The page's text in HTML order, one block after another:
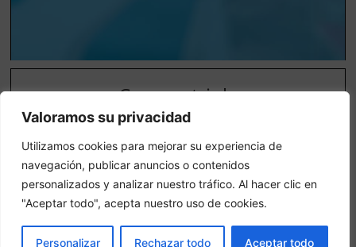
Valoramos su privacidad
Utilizamos cookies para mejorar su experiencia de
navegación, publicar anuncios o contenidos
personalizados y analizar nuestro tráfico. Al hacer clic en
"Aceptar todo", acepta nuestro uso de cookies.
Personalizar Rechazar todo Aceptar todo
Camera tripla
In una camera tripla, 3 adulti alloggiano nella stessa stanza
PRENOTA